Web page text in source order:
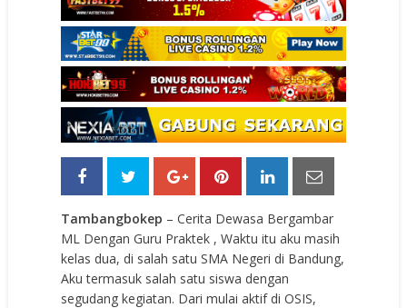
Tambangbokep – Cerita Dewasa Bergambar
ML Dengan Guru Praktek , Waktu itu aku masih
kelas dua, di salah satu SMA Negeri di Bandung,
Aku termasuk salah satu siswa dengan
segudang kegiatan. Dari mulai aktif di OSIS,